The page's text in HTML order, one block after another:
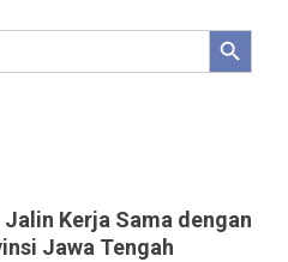
Search Button
Jalin Kerja Sama dengan
Jawa Tengah